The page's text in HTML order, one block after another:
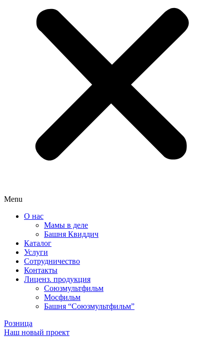
Menu
О нас
Мамы в деле
Башня Квиддич
Каталог
Услуги
Сотрудничество
Контакты
Лиценз. продукция
Союзмультфильм
Мосфильм
Башня “Союзмультфильм”
Розница
Наш новый проект